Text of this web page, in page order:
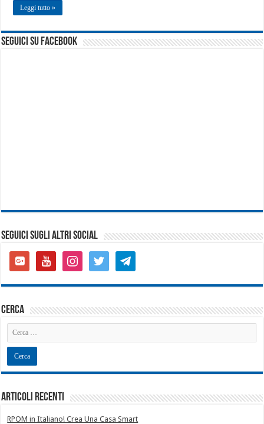
Leggi tutto »
seguici su facebook
SEGUICI SUGLI ALTRI SOCIAL
google-
plus-
youtubeinstagramtwitter telegram
cerca
Articoli recenti
RPOM in Italiano! Crea Una Casa Smart